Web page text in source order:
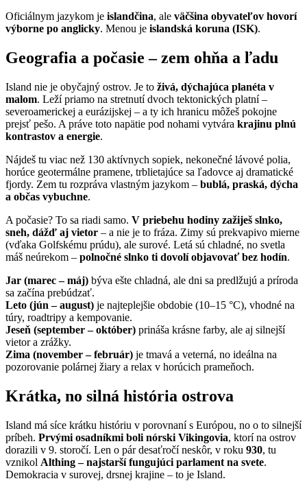
Oficiálnym jazykom je islandčina, ale väčšina obyvateľov hovorí
výborne po anglicky. Menou je islandská koruna (ISK).
Geografia a počasie – zem ohňa a ľadu
Island nie je obyčajný ostrov. Je to živá, dýchajúca planéta v
malom. Leží priamo na stretnutí dvoch tektonických platní –
severoamerickej a eurázijskej – a ty ich hranicu môžeš pokojne
prejsť pešo. A práve toto napätie pod nohami vytvára krajinu plnú
kontrastov a energie.
Nájdeš tu viac než 130 aktívnych sopiek, nekonečné lávové polia,
horúce geotermálne pramene, trblietajúce sa ľadovce aj dramatické
fjordy. Zem tu rozpráva vlastným jazykom – bublá, praská, dýcha
a občas vybuchne.
A počasie? To sa riadi samo. V priebehu hodiny zažiješ slnko,
sneh, dážď aj vietor – a nie je to fráza. Zimy sú prekvapivo mierne
(vďaka Golfskému prúdu), ale surové. Letá sú chladné, no svetla
máš neúrekom – polnočné slnko ti dovolí objavovať bez hodín.
Jar (marec – máj) býva ešte chladná, ale dni sa predlžujú a príroda
sa začína prebúdzať.
Leto (jún – august) je najteplejšie obdobie (10–15 °C), vhodné na
túry, roadtripy a kempovanie.
Jeseň (september – október) prináša krásne farby, ale aj silnejší
vietor a zrážky.
Zima (november – február) je tmavá a veterná, no ideálna na
pozorovanie polárnej žiary a relax v horúcich prameňoch.
Krátka, no silná história ostrova
Island má síce krátku históriu v porovnaní s Európou, no o to silnejší
príbeh. Prvými osadníkmi boli nórski Vikingovia, ktorí na ostrov
dorazili v 9. storočí. Len o pár desaťročí neskôr, v roku 930, tu
vznikol Althing – najstarší fungujúci parlament na svete.
Demokracia v surovej, drsnej krajine – to je Island.